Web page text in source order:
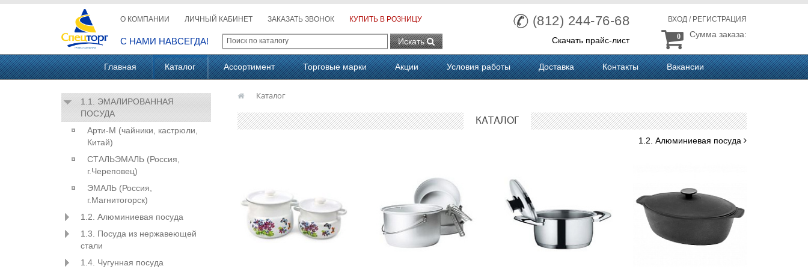
О КОМПАНИИ ЛИЧНЫЙ КАБИНЕТ ЗАКАЗАТЬ ЗВОНОК КУПИТЬ В РОЗНИЦУ
С НАМИ НАВСЕГДА! Искать
(812) 244-76-68
Скачать прайс-лист
ВХОД / РЕГИСТРАЦИЯ
Сумма заказа:
0
Главная Каталог Ассортимент Торговые марки Акции Условия работы Доставка Контакты Вакансии
1.1. ЭМАЛИРОВАННАЯ
ПОСУДА
Арти-М (чайники, кастрюли,
Китай)
СТАЛЬЭМАЛЬ (Россия,
г.Череповец)
ЭМАЛЬ (Россия,
г.Магнитогорск)
1.2. Алюминиевая посуда
1.3. Посуда из нержавеющей
стали
1.4. Чугунная посуда
Каталог
КАТАЛОГ
1.2. Алюминиевая посуда